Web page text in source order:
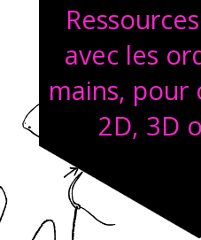
avec les
mains, pour
2D, 3D